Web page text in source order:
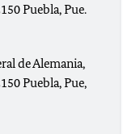
Puebla, Pue.
de Alemania,
Puebla, Pue,